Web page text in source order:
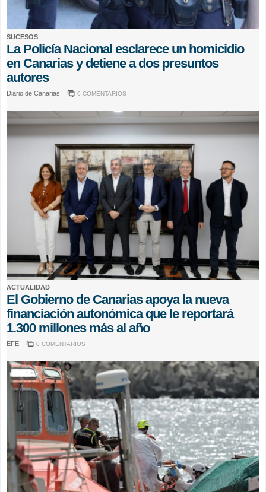
SUCESOS
La Policía Nacional esclarece un homicidio
en Canarias y detiene a dos presuntos
autores
Diario de Canarias 0 COMENTARIOS
ACTUALIDAD
El Gobierno de Canarias apoya la nueva
financiación autonómica que le reportará
1.300 millones más al año
EFE 0 COMENTARIOS